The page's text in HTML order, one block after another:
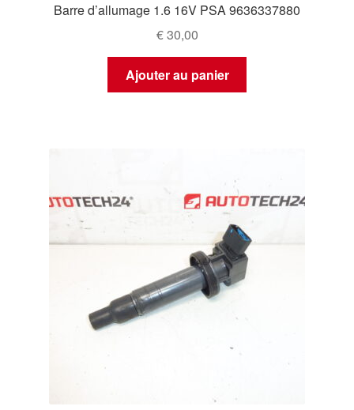
Barre d’allumage 1.6 16V PSA 9636337880
€30,00
Ajouter au panier